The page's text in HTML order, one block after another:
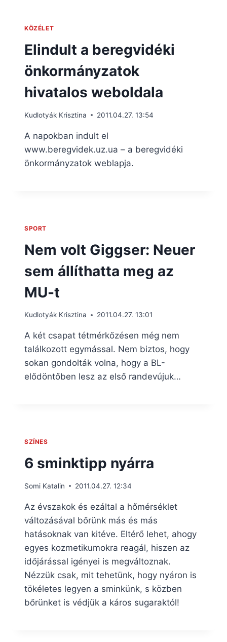
KÖZÉLET
Elindult a beregvidéki
önkormányzatok
hivatalos weboldala
Kudlotyák Krisztina 2011.04.27. 13:54
A napokban indult el
www.beregvidek.uz.ua – a beregvidéki
önkormányzatok weblapja.
SPORT
Nem volt Giggser: Neuer
sem állíthatta meg az
MU-t
Kudlotyák Krisztina 2011.04.27. 13:01
A két csapat tétmérkőzésen még nem
találkozott egymással. Nem biztos, hogy
sokan gondolták volna, hogy a BL-
elődöntőben lesz az első randevújuk…
SZÍNES
6 sminktipp nyárra
Somi Katalin 2011.04.27. 12:34
Az évszakok és ezáltal a hőmérséklet
változásával bőrünk más és más
hatásoknak van kitéve. Eltérő lehet, ahogy
egyes kozmetikumokra reagál, hiszen az
időjárással igényei is megváltoznak.
Nézzük csak, mit tehetünk, hogy nyáron is
tökéletes legyen a sminkünk, s közben
bőrünket is védjük a káros sugaraktól!